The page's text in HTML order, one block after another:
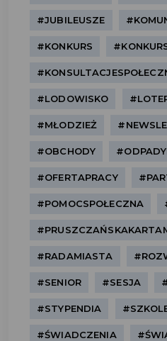
#JUBILEUSZE
#KONKURS
#LODOWISKO
#MŁODZIEŻ
#OBCHODY
#OFERTAPRACY
#POMOCSPOŁECZNA
#RADAMIASTA
#SENIOR #SESJA
#STYPENDIA
#ŚWIADCZENIA